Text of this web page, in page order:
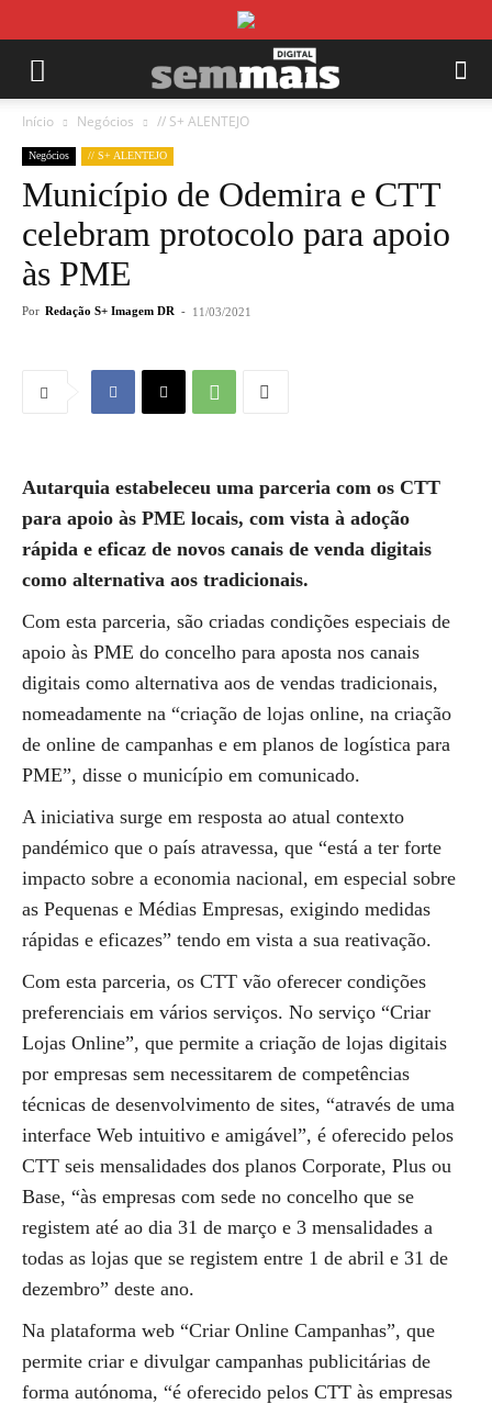
Início Negócios // S+ ALENTEJO
Negócios // S+ ALENTEJO
Município de Odemira e CTT
celebram protocolo para apoio
às PME
Por Redação S+ Imagem DR - 11/03/2021
Autarquia estabeleceu uma parceria com os CTT
para apoio às PME locais, com vista à adoção
rápida e eficaz de novos canais de venda digitais
como alternativa aos tradicionais.
Com esta parceria, são criadas condições especiais de
apoio às PME do concelho para aposta nos canais
digitais como alternativa aos de vendas tradicionais,
nomeadamente na “criação de lojas online, na criação
de online de campanhas e em planos de logística para
PME”, disse o município em comunicado.
A iniciativa surge em resposta ao atual contexto
pandémico que o país atravessa, que “está a ter forte
impacto sobre a economia nacional, em especial sobre
as Pequenas e Médias Empresas, exigindo medidas
rápidas e eficazes” tendo em vista a sua reativação.
Com esta parceria, os CTT vão oferecer condições
preferenciais em vários serviços. No serviço “Criar
Lojas Online”, que permite a criação de lojas digitais
por empresas sem necessitarem de competências
técnicas de desenvolvimento de sites, “através de uma
interface Web intuitivo e amigável”, é oferecido pelos
CTT seis mensalidades dos planos Corporate, Plus ou
Base, “às empresas com sede no concelho que se
registem até ao dia 31 de março e 3 mensalidades a
todas as lojas que se registem entre 1 de abril e 31 de
dezembro” deste ano.
Na plataforma web “Criar Online Campanhas”, que
permite criar e divulgar campanhas publicitárias de
forma autónoma, “é oferecido pelos CTT às empresas